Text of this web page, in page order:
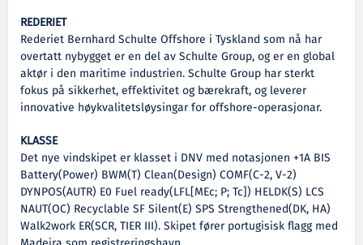
REDERIET
Rederiet Bernhard Schulte Offshore i Tyskland som nå har
overtatt nybygget er en del av Schulte Group, og er en global
aktør i den maritime industrien. Schulte Group har sterkt
fokus på sikkerhet, effektivitet og bærekraft, og leverer
innovative høykvalitetsløysingar for offshore-operasjonar.
KLASSE
Det nye vindskipet er klasset i DNV med notasjonen +1A BIS
Battery(Power) BWM(T) Clean(Design) COMF(C-2, V-2)
DYNPOS(AUTR) E0 Fuel ready(LFL[MEc; P; Tc]) HELDK(S) LCS
NAUT(OC) Recyclable SF Silent(E) SPS Strengthened(DK, HA)
Walk2work ER(SCR, TIER III). Skipet fører portugisisk flagg med